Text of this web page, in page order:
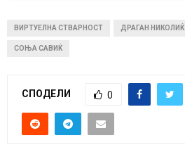
ВИРТУЕЛНА СТВАРНОСТ ДРАГАН НИКОЛИЌ
СОЊА САВИЌ
СПОДЕЛИ 0